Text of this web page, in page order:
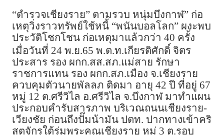
“ตำรวจเชียงราย” ตามรวบ หนุ่มบึงกาฬ” ก่อ
เหตุวิ่งราวทรัพย์ใช้หนี้ “พนันบอลโลก” ผงะพบ
ประวัติโชกโชน ก่อเหตุมาแล้วกว่า 40 ครั้ง
เมื่อวันที่ 24 พ.ย.65 พ.ต.ท.เกียรติศักดิ์ จิตร
ประสาร รอง ผกก.สส.สภ.แม่สาย รักษา
ราชการแทน รอง ผกก.สภ.เมือง จ.เชียงราย
ควบคุมตัวนายพัลลภ ติดมา อายุ 42 ปี ที่อยู่ 67
หมู่ 12 ต.ศรีวิไล อ.ศรีวิไล จ.บึงกาฬ มาทำแผน
ประกอบคำรับสารภาพ บริเวณถนนเชียงราย-
เวียงชัย ก่อนถึงปั๊มน้ามัน ปตท. ปากทางเข้าคริ
สตจักรใต้ร่มพระคุณเชียงราย หมู่ 3 ต.รอบ